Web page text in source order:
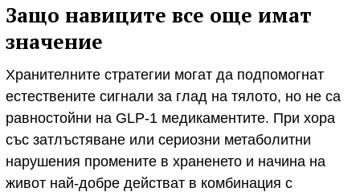
Защо навиците все още имат
значение
Хранителните стратегии могат да подпомогнат
естествените сигнали за глад на тялото, но не са
равностойни на GLP-1 медикаментите. При хора
със затлъстяване или сериозни метаболитни
нарушения промените в храненето и начина на
живот най-добре действат в комбинация с